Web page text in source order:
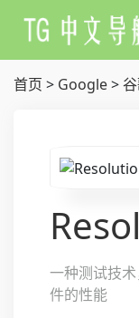
首页 > Google>
一种测试技
件的性能